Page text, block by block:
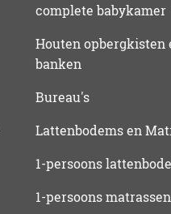
complete babykamer
Houten opbergkisten
banken
Bureau's
Lattenbodems en
1-persoons
1-persoons matrassen